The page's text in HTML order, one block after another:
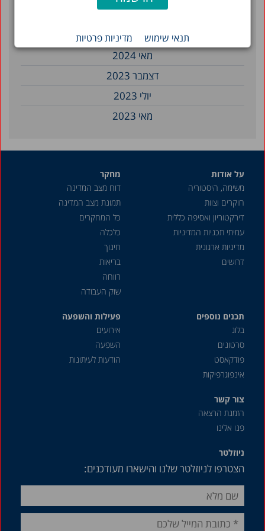
תנאי שימוש מדיניות פרטיות
יולי 2024
מאי 2024
דצמבר 2023
יולי 2023
מאי 2023
דצמבר 2017
על אודות
משימה, היסטוריה
חוקרים וצוות
דירקטוריון ואסיפה כללית
עמיתי תכניות המדיניות
מדיניות ארגונית
דרושים
מחקר
דוח מצב המדינה
תמונת מצב המדינה
כל המחקרים
כלכלה
חינוך
בריאות
רווחה
שוק העבודה
תכנים נוספים
בלוג
סרטונים
פודקאסט
אינפוגרפיקות
פעילות והשפעה
אירועים
השפעה
הודעות לעיתונות
צור קשר
הזמנת הרצאה
פנו אלינו
ניוזלטר
הצטרפו לניוזלטר שלנו והישארו מעודכנים: